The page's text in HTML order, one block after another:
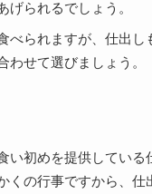
げられるでしょう。
べられますが、仕出し
わせて選びましょう。
い初めを提供している
くの行事ですから、仕